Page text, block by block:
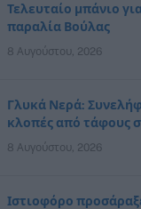
Τελευταίο μπάνιο
παραλία Βούλας
8 Αυγούστου, 2026
Γλυκά Νερά:
κλοπές από τάφους
8 Αυγούστου, 2026
Ιστιοφόρο